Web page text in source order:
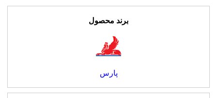
برند محصول
پارس